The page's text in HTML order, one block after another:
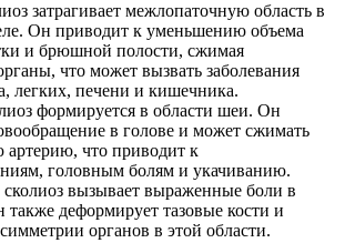
затрагивает межлопаточную область в
Он приводит к уменьшению объема
и брюшной полости, сжимая
что может вызвать заболевания
легких, печени и кишечника.
формируется в области шеи. Он
в голове и может сжимать
артерию, что приводит к
головным болям и укачиванию.
вызывает выраженные боли в
деформирует тазовые кости и
органов в этой области.